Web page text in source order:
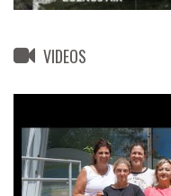
VIDEOS